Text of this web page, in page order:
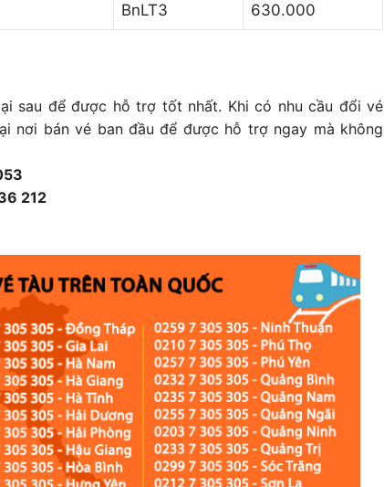
BnLT3 630.000
sau để được hỗ trợ tốt nhất. Khi có nhu cầu đổi vé
nơi bán vé ban đầu để được hỗ trợ ngay mà không
212